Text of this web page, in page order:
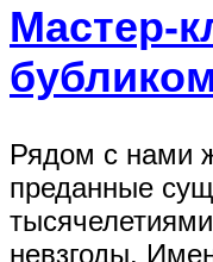
Мастер-
Рядом с нами
преданные
невзгоды.